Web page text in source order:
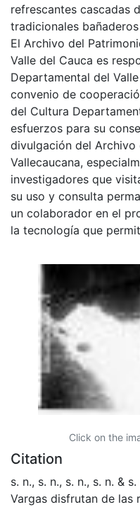
refrescantes cascadas
tradicionales
El Archivo del
Valle del Cauca es
Departamental del
convenio de
del Cultura
esfuerzos para su
divulgación del Archivo
Vallecaucana,
investigadores que
su uso y consulta
un colaborador en el
la tecnología que
Click on the
Citation
s. n., s. n., s. n., s. n. &
Vargas disfrutan de las